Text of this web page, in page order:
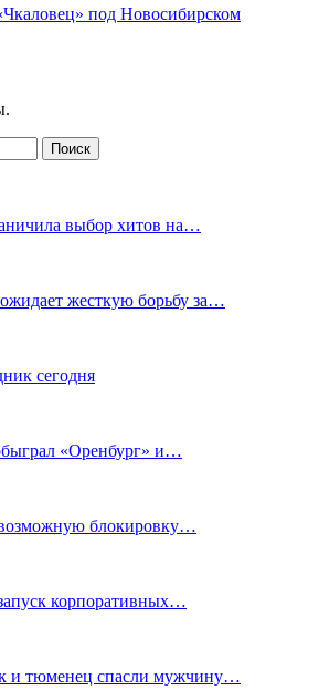
под Новосибирском
выбор хитов на…
жесткую борьбу за…
сегодня
«Оренбург» и…
блокировку…
корпоративных…
и тюменец спасли мужчину…